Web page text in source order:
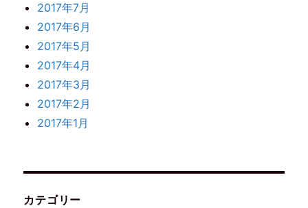
2017年7月
2017年6月
2017年5月
2017年4月
2017年3月
2017年2月
2017年1月
カテゴリー